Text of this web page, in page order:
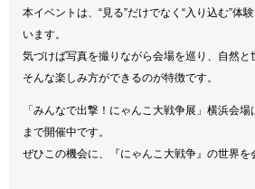
本イベントは、“見る”だけでなく“入り込む”体
います。
気づけば写真を撮りながら会場を巡り、自然
そんな楽しみ方ができるのが特徴です。
「みんなで出撃！にゃんこ大戦争展」横浜会場
まで開催中です。
ぜひこの機会に、『にゃんこ大戦争』の世界を